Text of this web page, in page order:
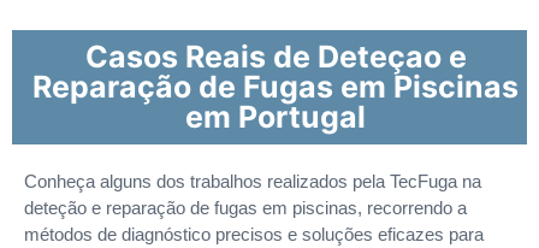
Casos Reais de Deteçao e
Reparação de Fugas em Piscinas
em Portugal
Conheça alguns dos trabalhos realizados pela TecFuga na
deteção e reparação de fugas em piscinas, recorrendo a
métodos de diagnóstico precisos e soluções eficazes para